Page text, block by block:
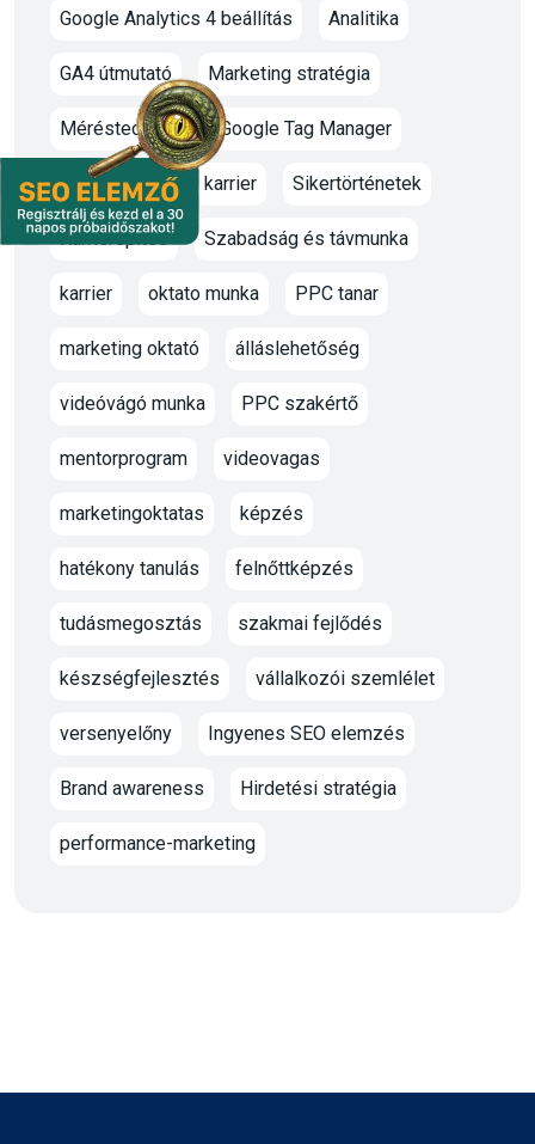
Google Analytics 4 beállítás Analitika
GA4 útmutató Marketing stratégia
Méréstechnika Google Tag Manager
Online marketing karrier Sikertörténetek
Karrierépítés Szabadság és távmunka
karrier oktato munka PPC tanar
marketing oktató álláslehetőség
videóvágó munka PPC szakértő
mentorprogram videovagas
marketingoktatas képzés
hatékony tanulás felnőttképzés
tudásmegosztás szakmai fejlődés
készségfejlesztés vállalkozói szemlélet
versenyelőny Ingyenes SEO elemzés
Brand awareness Hirdetési stratégia
performance-marketing